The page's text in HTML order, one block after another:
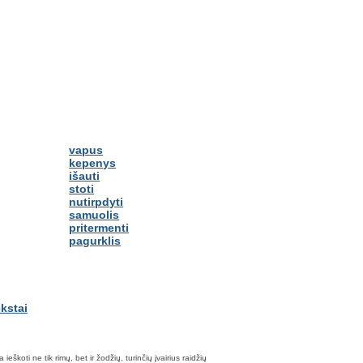
vapus
kepenys
išauti
stoti
nutirpdyti
samuolis
pritermenti
pagurklis
ne tik rimų, bet ir žodžių, turinčių įvairius raidžių